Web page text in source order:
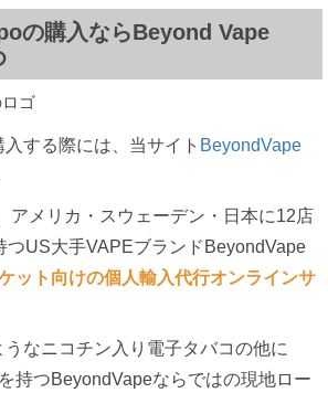
の購入ならBeyond Vape
する際には、当サイト BeyondVape
アメリカ・スウェーデン・日本に12店
つUS大手VAPEブランドBeyondVape
ット向けの個人輸入代行オンラインサ
なニコチン入り電子タバコの他に
持つBeyondVapeならではの現地ロー